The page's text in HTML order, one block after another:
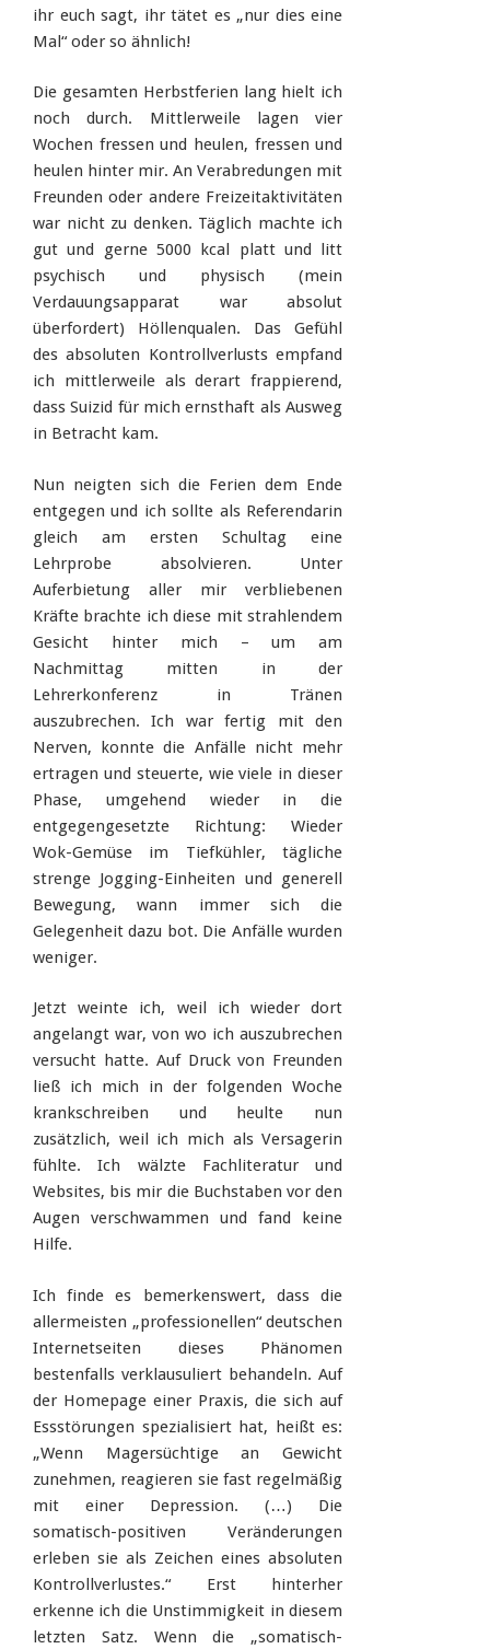
ihr euch sagt, ihr tätet es „nur dies eine
Mal“ oder so ähnlich!
Die gesamten Herbstferien lang hielt ich
noch durch. Mittlerweile lagen vier
Wochen fressen und heulen, fressen und
heulen hinter mir. An Verabredungen mit
Freunden oder andere Freizeitaktivitäten
war nicht zu denken. Täglich machte ich
gut und gerne 5000 kcal platt und litt
psychisch und physisch (mein
Verdauungsapparat war absolut
überfordert) Höllenqualen. Das Gefühl
des absoluten Kontrollverlusts empfand
ich mittlerweile als derart frappierend,
dass Suizid für mich ernsthaft als Ausweg
in Betracht kam.
Nun neigten sich die Ferien dem Ende
entgegen und ich sollte als Referendarin
gleich am ersten Schultag eine
Lehrprobe absolvieren. Unter
Auferbietung aller mir verbliebenen
Kräfte brachte ich diese mit strahlendem
Gesicht hinter mich – um am
Nachmittag mitten in der
Lehrerkonferenz in Tränen
auszubrechen. Ich war fertig mit den
Nerven, konnte die Anfälle nicht mehr
ertragen und steuerte, wie viele in dieser
Phase, umgehend wieder in die
entgegengesetzte Richtung: Wieder
Wok-Gemüse im Tiefkühler, tägliche
strenge Jogging-Einheiten und generell
Bewegung, wann immer sich die
Gelegenheit dazu bot. Die Anfälle wurden
weniger.
Jetzt weinte ich, weil ich wieder dort
angelangt war, von wo ich auszubrechen
versucht hatte. Auf Druck von Freunden
ließ ich mich in der folgenden Woche
krankschreiben und heulte nun
zusätzlich, weil ich mich als Versagerin
fühlte. Ich wälzte Fachliteratur und
Websites, bis mir die Buchstaben vor den
Augen verschwammen und fand keine
Hilfe.
Ich finde es bemerkenswert, dass die
allermeisten „professionellen“ deutschen
Internetseiten dieses Phänomen
bestenfalls verklausuliert behandeln. Auf
der Homepage einer Praxis, die sich auf
Essstörungen spezialisiert hat, heißt es:
„Wenn Magersüchtige an Gewicht
zunehmen, reagieren sie fast regelmäßig
mit einer Depression. (…) Die
somatisch-positiven Veränderungen
erleben sie als Zeichen eines absoluten
Kontrollverlustes.“ Erst hinterher
erkenne ich die Unstimmigkeit in diesem
letzten Satz. Wenn die „somatisch-